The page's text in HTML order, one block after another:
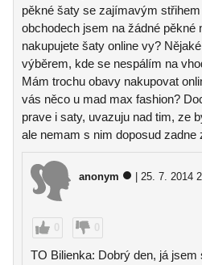
pěkné šaty se zajímavým
obchodech jsem na žádné pěkné
nakupujete šaty online vy?
výběrem, kde se nespálím na
Mám trochu obavy nakupovat
vás něco u mad max fashion?
prave i saty, uvazuju nad tim, ze
ale nemam s nim doposud zadne
anonym | 25. 7. 2014
0 0
TO Bilienka: Dobrý den, já jsem